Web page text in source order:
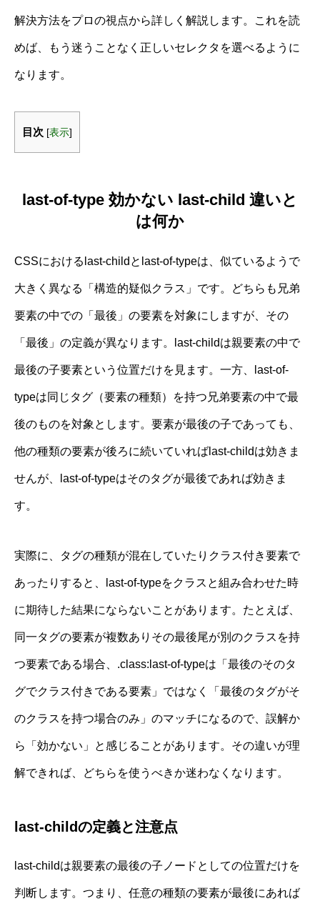
解決方法をプロの視点から詳しく解説します。これを読
めば、もう迷うことなく正しいセレクタを選べるように
なります。
目次 [表示]
last-of-type 効かない last-child 違いと
は何か
CSSにおけるlast-childとlast-of-typeは、似ているようで
大きく異なる「構造的疑似クラス」です。どちらも兄弟
要素の中での「最後」の要素を対象にしますが、その
「最後」の定義が異なります。last-childは親要素の中で
最後の子要素という位置だけを見ます。一方、last-of-
typeは同じタグ（要素の種類）を持つ兄弟要素の中で最
後のものを対象とします。要素が最後の子であっても、
他の種類の要素が後ろに続いていればlast-childは効きま
せんが、last-of-typeはそのタグが最後であれば効きま
す。
実際に、タグの種類が混在していたりクラス付き要素で
あったりすると、last-of-typeをクラスと組み合わせた時
に期待した結果にならないことがあります。たとえば、
同一タグの要素が複数ありその最後尾が別のクラスを持
つ要素である場合、.class:last-of-typeは「最後のそのタ
グでクラス付きである要素」ではなく「最後のタグがそ
のクラスを持つ場合のみ」のマッチになるので、誤解か
ら「効かない」と感じることがあります。その違いが理
解できれば、どちらを使うべきか迷わなくなります。
last-childの定義と注意点
last-childは親要素の最後の子ノードとしての位置だけを
判断します。つまり、任意の種類の要素が最後にあれば